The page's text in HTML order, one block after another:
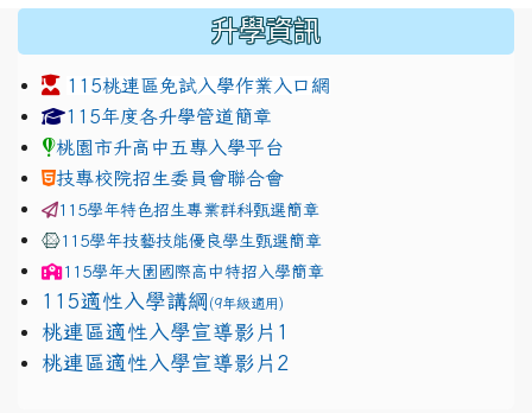
升學資訊
115桃連區免試入學作業入口網
link to https://www.jhjhs.tyc.edu.tw/modules/
115年度各升學管道簡章
桃園市升高中五專入學平台
技專校院招生委員會聯合會
115學年特色招生專業群科甄選簡章
115學年技藝技能優良學生甄選簡章
115學年大園國際高中特招入學簡章
115適性入學講綱 (9年級適用)
link to https://docs.google.com/presentation/d/
桃連區適性入學宣導影片1
link to https://docs.google.com/presentation/d/
桃連區適性入學宣導影片2